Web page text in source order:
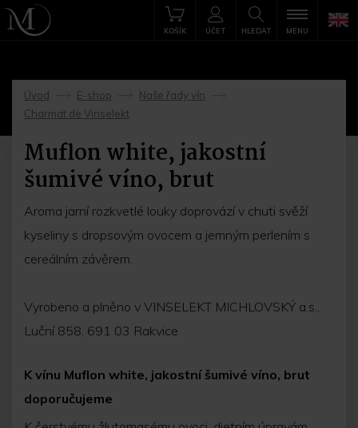
HLEDAT
KOŠÍK ÚČET MENU
Úvod
->
E-shop
->
Naše řady vín
Charmat de Vinselekt
Muflon white, jakostní
šumivé víno, brut
Aroma jarní rozkvetlé louky doprovází v chuti svěží
kyseliny s dropsovým ovocem a jemným perlením s
cereálním závěrem.
Vyrobeno a plněno v VINSELEKT MICHLOVSKÝ a.s.,
Luční 858, 691 03 Rakvice
K vínu Muflon white, jakostní šumivé víno, brut
doporučujeme